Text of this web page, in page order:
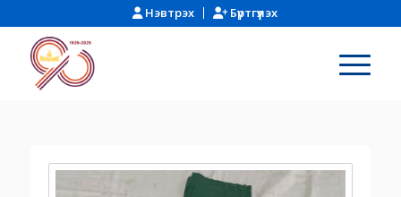
Нэвтрэх Бүртгүүлэх